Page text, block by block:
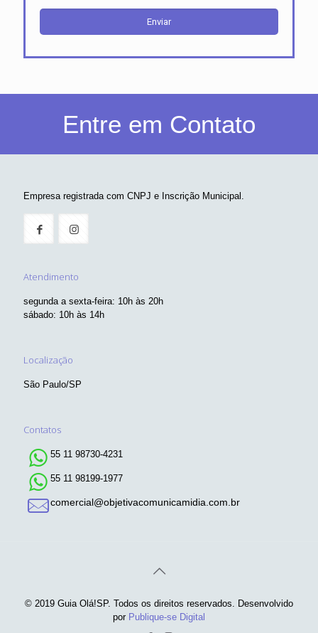
Entre em Contato
Empresa registrada com CNPJ e Inscrição Municipal.
Atendimento
segunda a sexta-feira: 10h às 20h
sábado: 10h às 14h
Localização
São Paulo/SP
Contatos
55 11 98730-4231
55 11 98199-1977
comercial@objetivacomunicamidia.com.br
© 2019 Guia Olá!SP. Todos os direitos reservados. Desenvolvido
por Publique-se Digital